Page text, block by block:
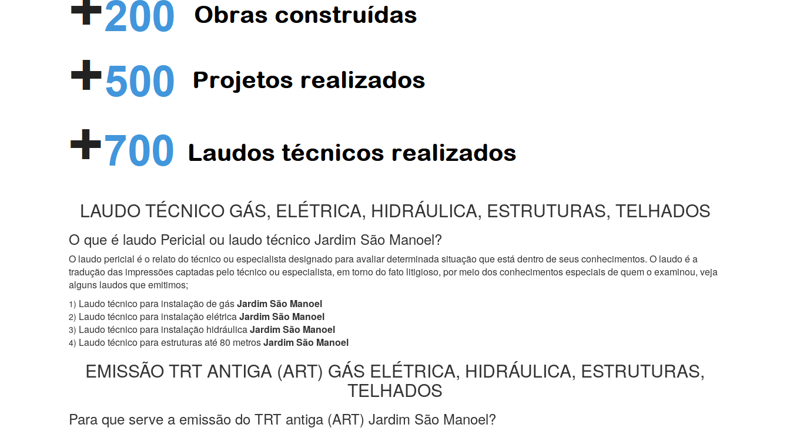
LAUDO TÉCNICO GÁS, ELÉTRICA, HIDRÁULICA, ESTRUTURAS, TELHADOS
O que é laudo Pericial ou laudo técnico Jardim São Manoel?
O laudo pericial é o relato do técnico ou especialista designado para avaliar determinada situação que está dentro de seus conhecimentos. O laudo é a
tradução das impressões captadas pelo técnico ou especialista, em torno do fato litigioso, por meio dos conhecimentos especiais de quem o examinou, veja
alguns laudos que emitimos;
1) Laudo técnico para instalação de gásJardim São Manoel
2) Laudo técnico para instalação elétricaJardim São Manoel
3) Laudo técnico para instalação hidráulicaJardim São Manoel
4) Laudo técnico para estruturas até 80 metrosJardim São Manoel
EMISSÃO TRT ANTIGA (ART) GÁS ELÉTRICA, HIDRÁULICA, ESTRUTURAS,
TELHADOS
Para que serve a emissão do TRT antiga (ART) Jardim São Manoel?